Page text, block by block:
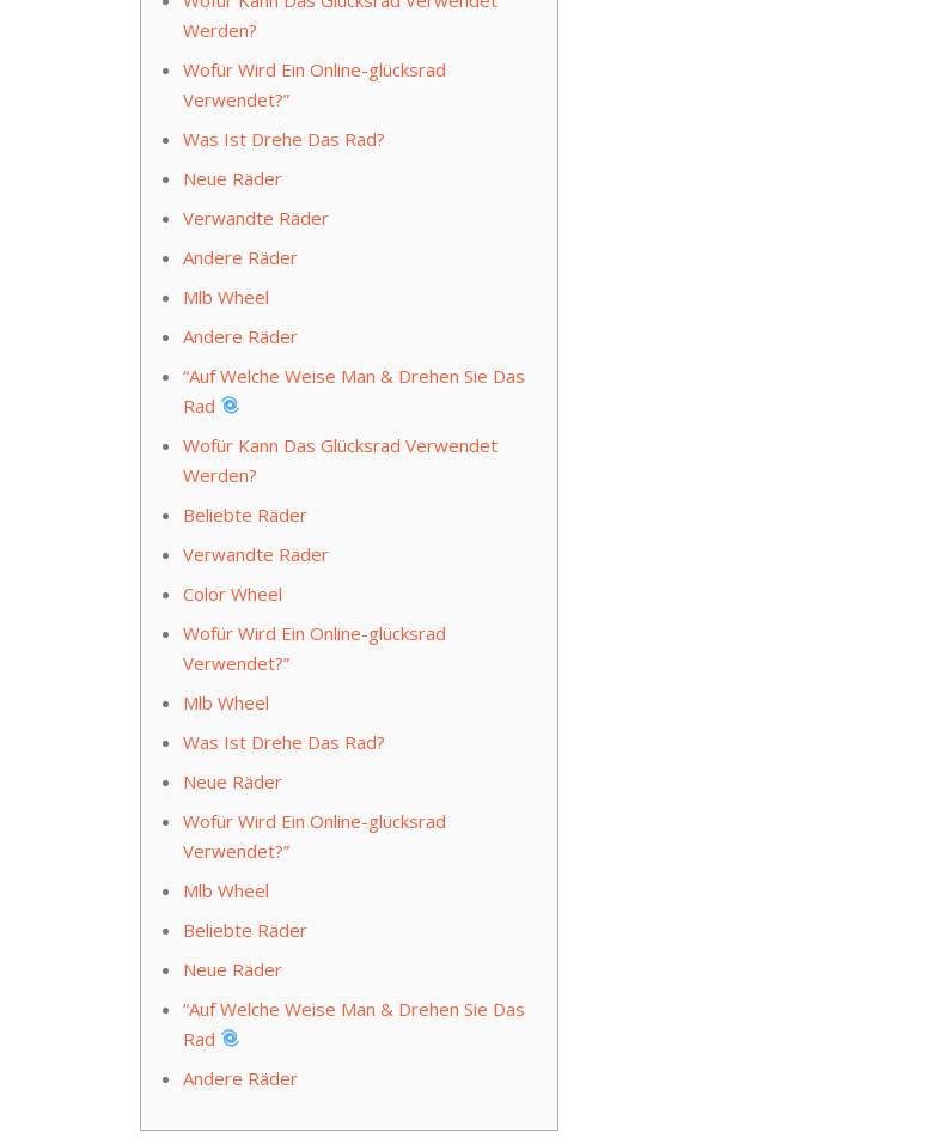
Werden?
Wofür Wird Ein Online-glücksrad
Verwendet?”
Was Ist Drehe Das Rad?
Neue Räder
Verwandte Räder
Andere Räder
Mlb Wheel
Andere Räder
“Auf Welche Weise Man & Drehen Sie Das
Rad
Wofür Kann Das Glücksrad Verwendet
Werden?
Beliebte Räder
Verwandte Räder
Color Wheel
Wofür Wird Ein Online-glücksrad
Verwendet?”
Mlb Wheel
Was Ist Drehe Das Rad?
Neue Räder
Wofür Wird Ein Online-glücksrad
Verwendet?”
Mlb Wheel
Beliebte Räder
Neue Räder
“Auf Welche Weise Man & Drehen Sie Das
Rad
Andere Räder